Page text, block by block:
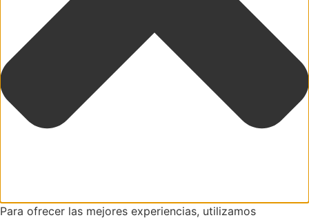
Para ofrecer las mejores experiencias, utilizamos